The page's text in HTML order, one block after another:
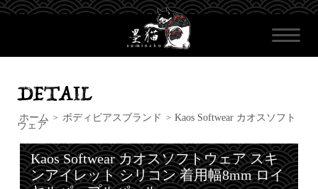
ホーム > ボディピアスブランド > Kaos Softwear カオスソフト
ウェア
Kaos Softwear カオスソフトウェア スキ
ンアイレット シリコン 着用幅8mm ロイ